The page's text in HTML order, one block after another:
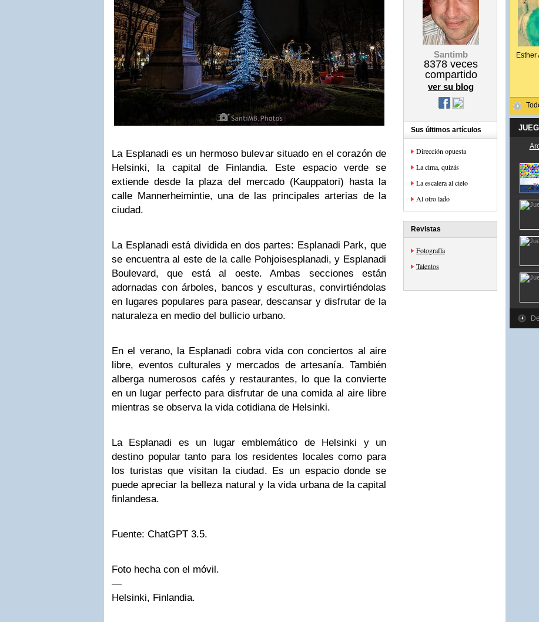
La Esplanadi es un hermoso bulevar situado en el corazón de
Helsinki, la capital de Finlandia. Este espacio verde se
extiende desde la plaza del mercado (Kauppatori) hasta la
calle Mannerheimintie, una de las principales arterias de la
ciudad.
La Esplanadi está dividida en dos partes: Esplanadi Park, que
se encuentra al este de la calle Pohjoisesplanadi, y Esplanadi
Boulevard, que está al oeste. Ambas secciones están
adornadas con árboles, bancos y esculturas, convirtiéndolas
en lugares populares para pasear, descansar y disfrutar de la
naturaleza en medio del bullicio urbano.
En el verano, la Esplanadi cobra vida con conciertos al aire
libre, eventos culturales y mercados de artesanía. También
alberga numerosos cafés y restaurantes, lo que la convierte
en un lugar perfecto para disfrutar de una comida al aire libre
mientras se observa la vida cotidiana de Helsinki.
La Esplanadi es un lugar emblemático de Helsinki y un
destino popular tanto para los residentes locales como para
los turistas que visitan la ciudad. Es un espacio donde se
puede apreciar la belleza natural y la vida urbana de la capital
finlandesa.
Fuente: ChatGPT 3.5.
Foto hecha con el móvil.
—
Helsinki, Finlandia.
Santimb
8378 veces
compartido
ver su blog
Sus últimos artículos
Dirección opuesta
La cima, quizás
La escalera al cielo
Al otro lado
Revistas
Fotografía
Talentos
Esther